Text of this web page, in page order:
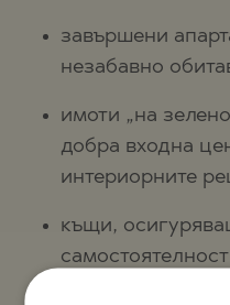
завършени
незабавно
имоти „на
добра входна
интериорните
къщи,